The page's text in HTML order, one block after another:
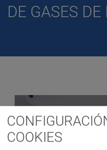
DE GASES DE
COOKIES